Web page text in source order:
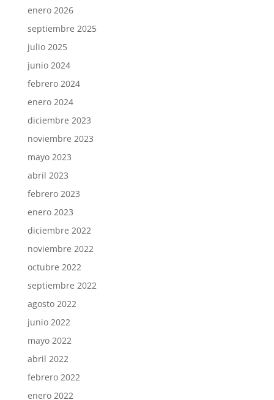
enero 2026
septiembre 2025
julio 2025
junio 2024
febrero 2024
enero 2024
diciembre 2023
noviembre 2023
mayo 2023
abril 2023
febrero 2023
enero 2023
diciembre 2022
noviembre 2022
octubre 2022
septiembre 2022
agosto 2022
junio 2022
mayo 2022
abril 2022
febrero 2022
enero 2022